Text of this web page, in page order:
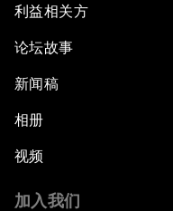
利益相关方
论坛故事
新闻稿
相册
视频
加入我们